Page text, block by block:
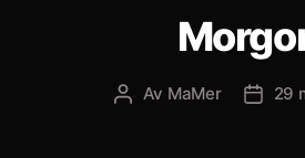
Inläggsförfattare
Av MaMer 29